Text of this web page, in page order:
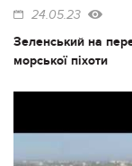
24.05.23
Зеленський на
морської піхоти